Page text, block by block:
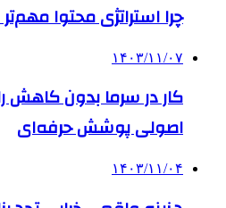
چرا استراتژی محتوا
۱۴۰۳/۱۱/۰۷
کار در سرما بدون کاهش
اصولی پوشش حرفه‌ای
۱۴۰۳/۱۱/۰۴